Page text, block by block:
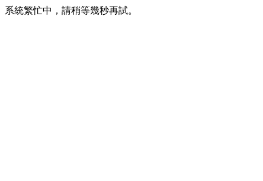
系統繁忙中，請稍等幾秒再試。